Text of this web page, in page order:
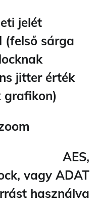
jelét
(felső sárga
jitter érték
grafikon)
AES,
vagy ADAT
használva